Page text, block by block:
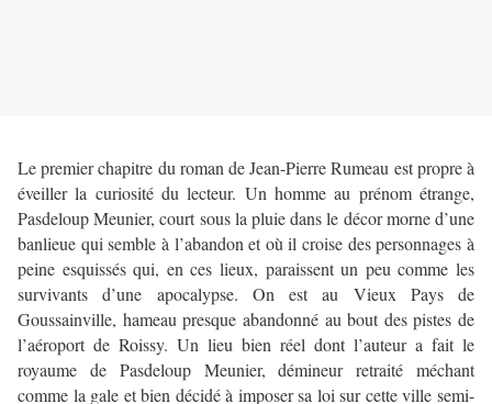
Le premier chapitre du roman de Jean-Pierre Rumeau est propre à
éveiller la curiosité du lecteur. Un homme au prénom étrange,
Pasdeloup Meunier, court sous la pluie dans le décor morne d’une
banlieue qui semble à l’abandon et où il croise des personnages à
peine esquissés qui, en ces lieux, paraissent un peu comme les
survivants d’une apocalypse. On est au Vieux Pays de
Goussainville, hameau presque abandonné au bout des pistes de
l’aéroport de Roissy. Un lieu bien réel dont l’auteur a fait le
royaume de Pasdeloup Meunier, démineur retraité méchant
comme la gale et bien décidé à imposer sa loi sur cette ville semi-